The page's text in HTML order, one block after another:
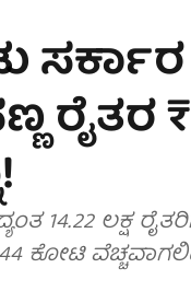
ರೈತರ
14.22 ಲಕ್ಷ
ಕೋಟಿ